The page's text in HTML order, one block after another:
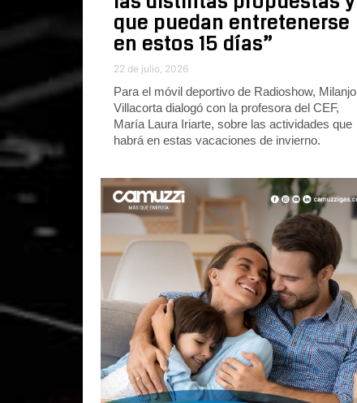
que puedan entretenerse
en estos 15 días”
22 de julio, 2026
Para el móvil deportivo de Radioshow, Milanjo
Villacorta dialogó con la profesora del CEF,
María Laura Iriarte, sobre las actividades que
habrá en estas vacaciones de invierno.